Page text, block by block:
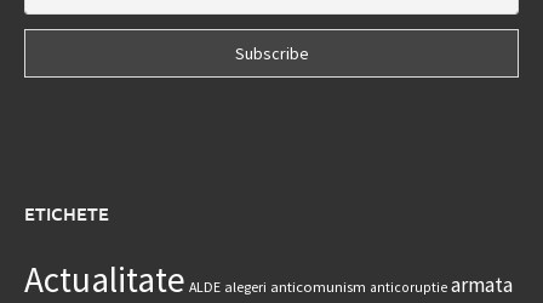
ETICHETE
Actualitate ALDE alegeri anticomunism anticoruptie armata